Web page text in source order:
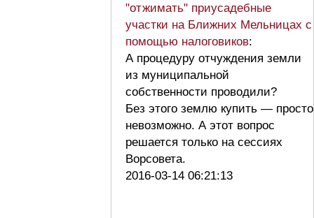
"отжимать" приусадебные
участки на Ближних Мельницах с
помощью налоговиков:
А процедуру отчуждения земли
из муниципальной
собственности проводили?
Без этого землю купить — просто
невозможно. А этот вопрос
решается только на сессиях
Ворсовета.
2016-03-14 06:21:13